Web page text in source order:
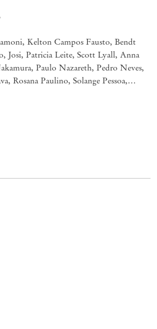
Kelton Campos Fausto, Bendt
Josi, Patricia Leite, Scott Lyall, Anna
Paulo Nazareth, Pedro Neves,
Rosana Paulino, Solange Pessoa,
e Marie Zolamian. Há...